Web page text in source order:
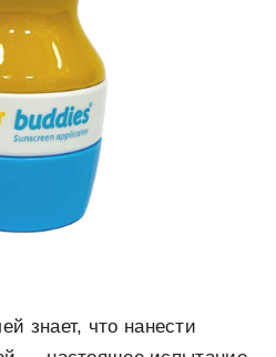
знает, что нанести